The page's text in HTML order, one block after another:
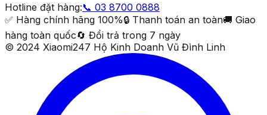
Hotline đặt hàng:📞 03 8700 0888
✅ Hàng chính hãng 100%🔒 Thanh toán an toàn🚚 Giao
hàng toàn quốc🔄 Đổi trả trong 7 ngày
© 2024 Xiaomi247 Hộ Kinh Doanh Vũ Đình Linh